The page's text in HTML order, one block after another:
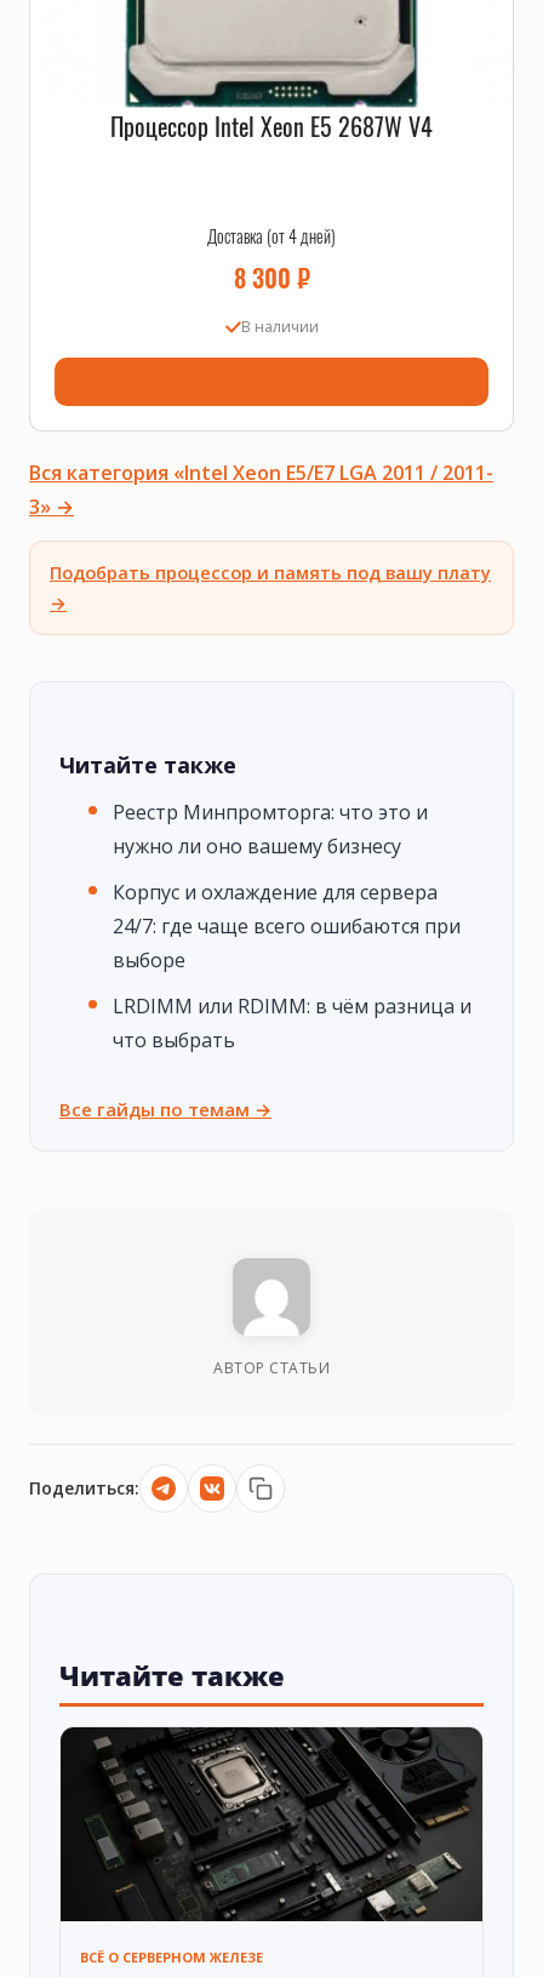
Процессор Intel Xeon E5 2687W V4
Доставка (от 4 дней)
8 300 ₽
В наличии
Вся категория «Intel Xeon E5/E7 LGA 2011 / 2011-
3» →
Подобрать процессор и память под вашу плату
→
Читайте также
Реестр Минпромторга: что это и
нужно ли оно вашему бизнесу
Корпус и охлаждение для сервера
24/7: где чаще всего ошибаются при
выборе
LRDIMM или RDIMM: в чём разница и
что выбрать
Все гайды по темам →
АВТОР СТАТЬИ
Поделиться:
Читайте также
ВСЁ О СЕРВЕРНОМ ЖЕЛЕЗЕ